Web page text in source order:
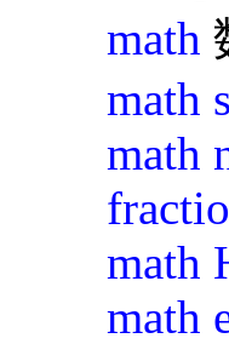
math
math
math
math
math